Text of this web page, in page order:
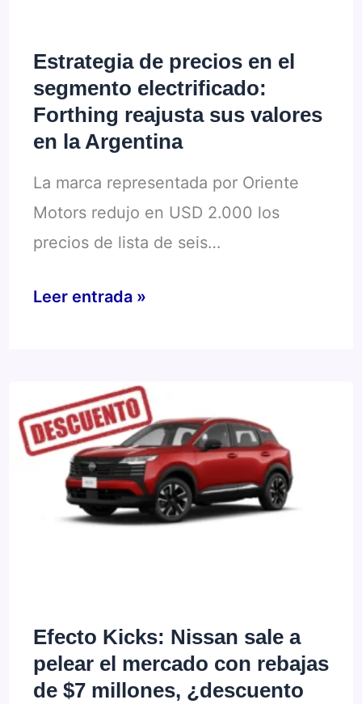
más
vendidos
y
la
Estrategia de precios en el
segmento electrificado:
Forthing reajusta sus valores
en la Argentina
La marca representada por Oriente
Motors redujo en USD 2.000 los
precios de lista de seis…
Estrategia
el
segmento
electrificado:
Forthing
en
la
Argentina
Leer entrada »
Efecto Kicks: Nissan sale a
pelear el mercado con rebajas
de $7 millones, ¿descuento